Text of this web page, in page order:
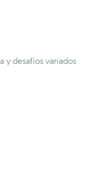
y desafíos variados